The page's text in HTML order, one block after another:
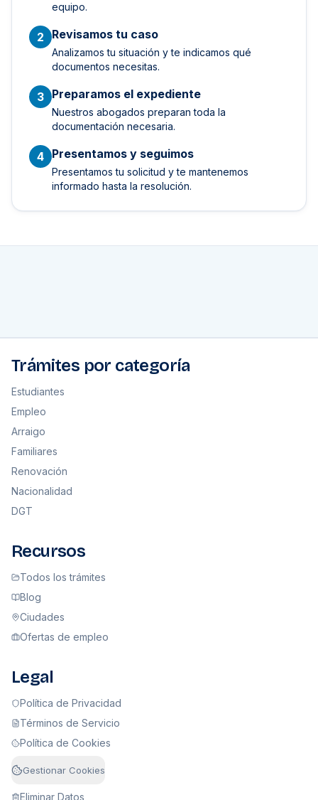
equipo.
2 Revisamos tu caso
Analizamos tu situación y te indicamos qué
documentos necesitas.
3 Preparamos el expediente
Nuestros abogados preparan toda la
documentación necesaria.
4 Presentamos y seguimos
Presentamos tu solicitud y te mantenemos
informado hasta la resolución.
Trámites por categoría
Estudiantes
Empleo
Arraigo
Familiares
Renovación
Nacionalidad
DGT
Recursos
Todos los trámites
Blog
Ciudades
Ofertas de empleo
Legal
Política de Privacidad
Términos de Servicio
Política de Cookies
Gestionar Cookies
Eliminar Datos